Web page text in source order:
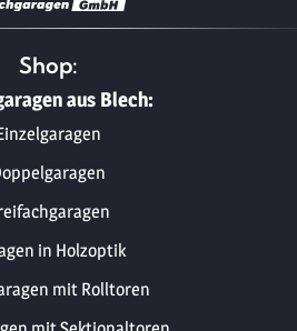
Shop:
aus Blech:
in Holzoptik
mit Rolltoren